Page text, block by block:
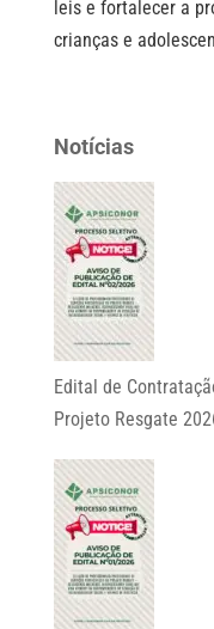
leis e fortalecer a
crianças e
Notícias
Edital de
Projeto Resgate